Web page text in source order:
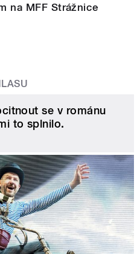
na MFF Strážnice
se v románu
to splnilo.